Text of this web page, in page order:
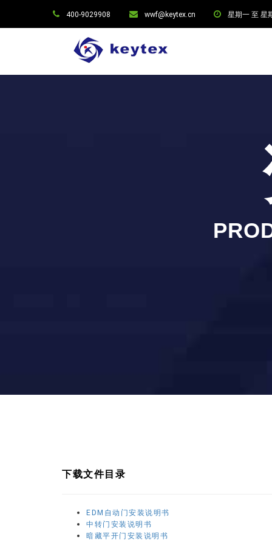
400-9029908 wwf@keytex.cn 星期一 至 星
下载文件目录
EDM自动门安装说明书
中转门安装说明书
暗藏平开门安装说明书